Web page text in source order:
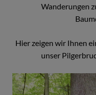
Wanderungen
Hier zeigen wir Ihnen
unser